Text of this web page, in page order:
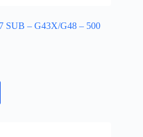
SUB – G43X/G48 – 500